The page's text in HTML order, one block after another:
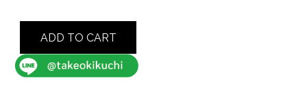
BLACK
SAFFIANO
WRP
LIGHTWEIGHT
ADD TO CART